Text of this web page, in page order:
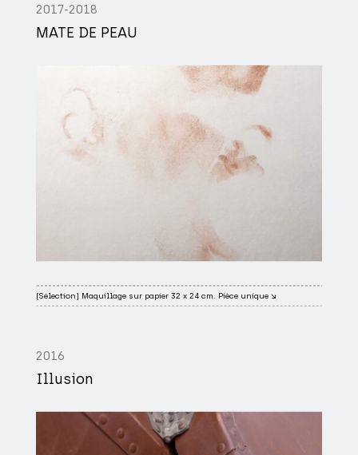
2017-2018
MATE DE PEAU
(Sélection) Maquillage sur papier 32 x 24 cm. Pièce unique ↘
2016
Illusion